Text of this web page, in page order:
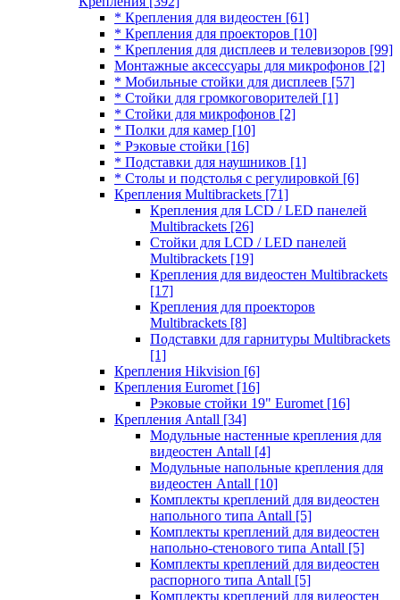
* Крепления для видеостен [61]
* Крепления для проекторов [10]
* Крепления для дисплеев и телевизоров [99]
Монтажные аксессуары для микрофонов [2]
* Мобильные стойки для дисплеев [57]
* Стойки для громкоговорителей [1]
* Стойки для микрофонов [2]
* Полки для камер [10]
* Рэковые стойки [16]
* Подставки для наушников [1]
* Столы и подстолья с регулировкой [6]
Крепления Multibrackets [71]
Крепления для LCD / LED панелей
Multibrackets [26]
Стойки для LCD / LED панелей
Multibrackets [19]
Крепления для видеостен Multibrackets
[17]
Крепления для проекторов
Multibrackets [8]
Подставки для гарнитуры Multibrackets
[1]
Крепления Hikvision [6]
Крепления Euromet [16]
Рэковые стойки 19" Euromet [16]
Крепления Antall [34]
Модульные настенные крепления для
видеостен Antall [4]
Модульные напольные крепления для
видеостен Antall [10]
Комплекты креплений для видеостен
напольного типа Antall [5]
Комплекты креплений для видеостен
напольно-стенового типа Antall [5]
Комплекты креплений для видеостен
распорного типа Antall [5]
Комплекты креплений для видеостен